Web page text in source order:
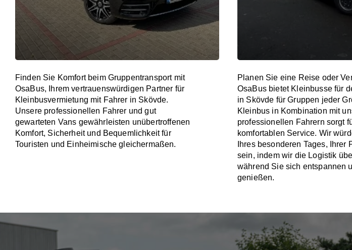
Finden Sie Komfort beim Gruppentransport mit
OsaBus, Ihrem vertrauenswürdigen Partner für
Kleinbusvermietung mit Fahrer in Skövde.
Unsere professionellen Fahrer und gut
gewarteten Vans gewährleisten unübertroffenen
Komfort, Sicherheit und Bequemlichkeit für
Touristen und Einheimische gleichermaßen.
Planen Sie eine Reise oder
OsaBus bietet Kleinbusse für
in Skövde für Gruppen jeder
Kleinbus in Kombination mit
professionellen Fahrern sorgt
komfortablen Service. Wir
Ihres besonderen Tages, Ihrer
sein, indem wir die Logistik
während Sie sich entspannen
genießen.